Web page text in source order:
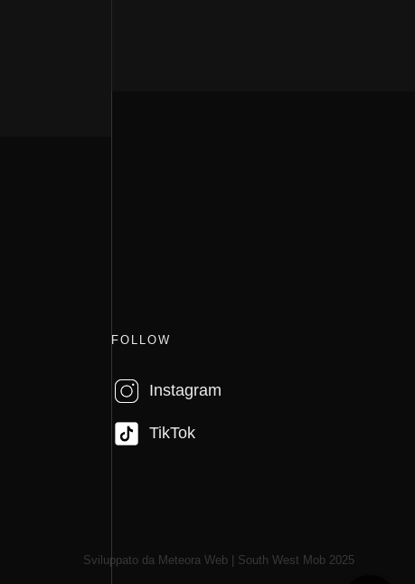
FOLLOW
Instagram
TikTok
Sviluppato da Meteora Web | South West Mob 2025